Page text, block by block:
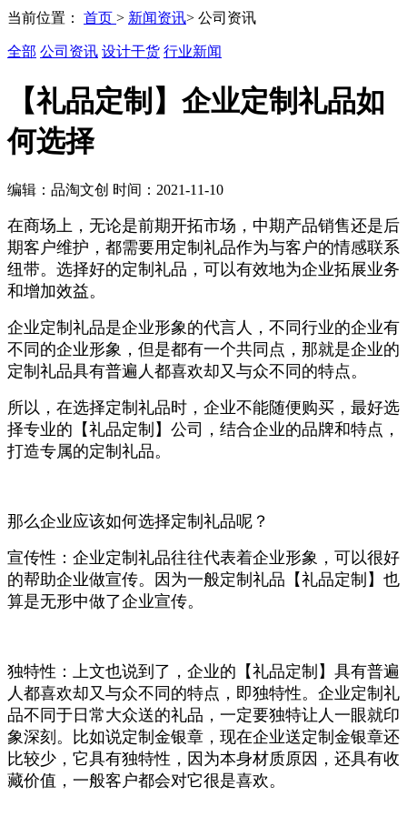
当前位置： 首页 > 新闻资讯> 公司资讯
全部 公司资讯 设计干货 行业新闻
【礼品定制】企业定制礼品如
何选择
编辑：品淘文创 时间：2021-11-10
在商场上，无论是前期开拓市场，中期产品销售还是后
期客户维护，都需要用定制礼品作为与客户的情感联系
纽带。选择好的定制礼品，可以有效地为企业拓展业务
和增加效益。
企业定制礼品是企业形象的代言人，不同行业的企业有
不同的企业形象，但是都有一个共同点，那就是企业的
定制礼品具有普遍人都喜欢却又与众不同的特点。
所以，在选择定制礼品时，企业不能随便购买，最好选
择专业的【礼品定制】公司，结合企业的品牌和特点，
打造专属的定制礼品。
那么企业应该如何选择定制礼品呢？
宣传性：企业定制礼品往往代表着企业形象，可以很好
的帮助企业做宣传。因为一般定制礼品【礼品定制】也
算是无形中做了企业宣传。
独特性：上文也说到了，企业的【礼品定制】具有普遍
人都喜欢却又与众不同的特点，即独特性。企业定制礼
品不同于日常大众送的礼品，一定要独特让人一眼就印
象深刻。比如说定制金银章，现在企业送定制金银章还
比较少，它具有独特性，因为本身材质原因，还具有收
藏价值，一般客户都会对它很是喜欢。